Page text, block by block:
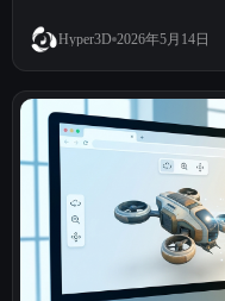
Hyper3D 2026年5月14日